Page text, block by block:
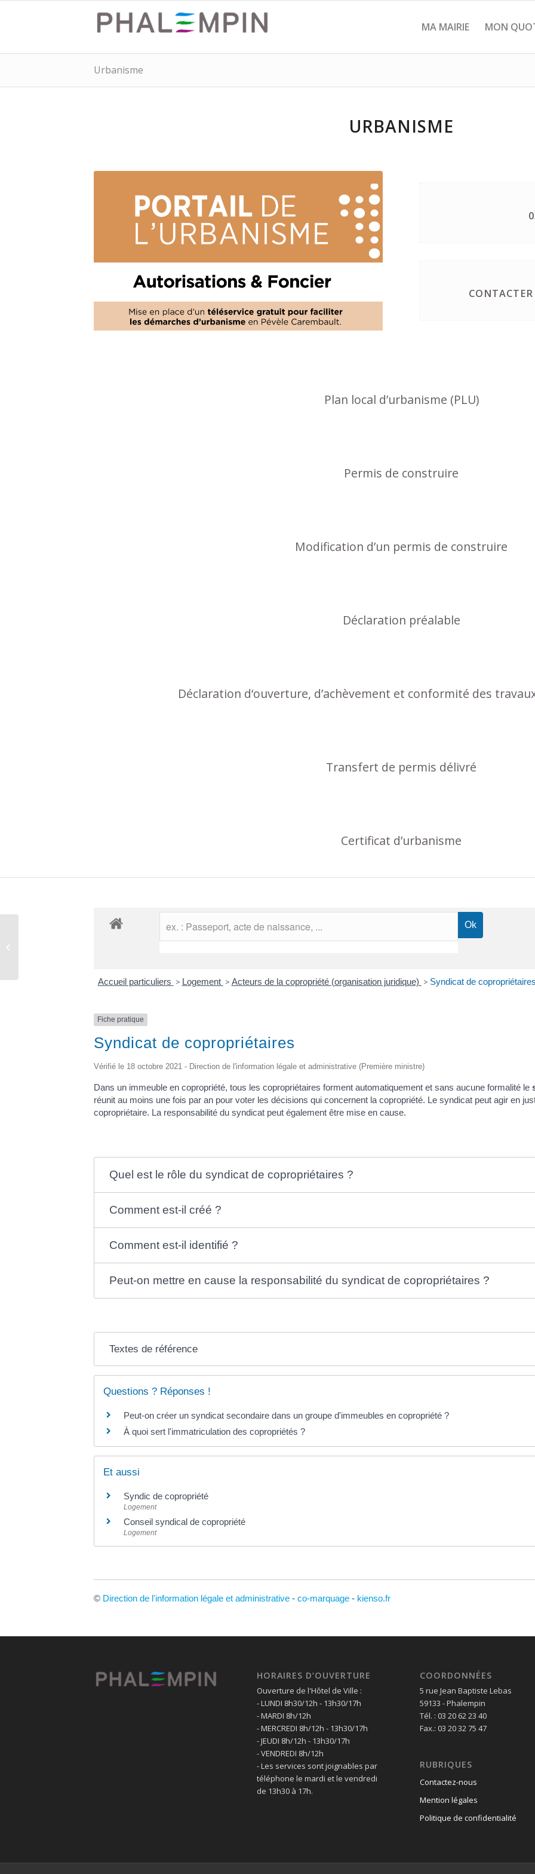
MA MAIRIE MON
Urbanisme
URBANISME
Plan local d’urbanisme (PLU)
Permis de construire
Modification d’un permis de construire
Déclaration préalable
Déclaration d‘ouverture, d’achèvement et conformité des travaux
Transfert de permis délivré
Certificat d’urbanisme
Accueil particuliers > Logement > Acteurs de la copropriété (organisation juridique) > Syndicat de
Fiche pratique
Syndicat de copropriétaires
Vérifié le 18 octobre 2021 - Direction de l'information légale et administrative (Première ministre)
Dans un immeuble en copropriété, tous les copropriétaires forment automatiquement et sans aucune formalité le
réunit au moins une fois par an pour voter les décisions qui concernent la copropriété. Le syndicat peut agir en
copropriétaire. La responsabilité du syndicat peut également être mise en cause.
Quel est le rôle du syndicat de copropriétaires ?
Comment est-il créé ?
Comment est-il identifié ?
Peut-on mettre en cause la responsabilité du syndicat de copropriétaires ?
Textes de référence
Questions ? Réponses !
Peut-on créer un syndicat secondaire dans un groupe d'immeubles en copropriété ?
À quoi sert l'immatriculation des copropriétés ?
Et aussi
Syndic de copropriété
Logement
Conseil syndical de copropriété
Logement
© Direction de l'information légale et administrative - co-marquage - kienso.fr
HORAIRES D’OUVERTURE
Ouverture de l'Hôtel de Ville :
- LUNDI 8h30/12h - 13h30/17h
- MARDI 8h/12h
- MERCREDI 8h/12h - 13h30/17h
- JEUDI 8h/12h - 13h30/17h
- VENDREDI 8h/12h
- Les services sont joignables par
téléphone le mardi et le vendredi
de 13h30 à 17h.
COORDONNÉES
5 rue Jean Baptiste Lebas
59133 - Phalempin
Tél. : 03 20 62 23 40
Fax.: 03 20 32 75 47
RUBRIQUES
Contactez-nous
Mention légales
Politique de confidentialité